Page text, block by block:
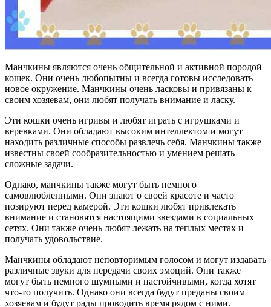
Манчкины являются очень общительной и активной породой
кошек. Они очень любопытны и всегда готовы исследовать
новое окружение. Манчкины очень ласковы и привязаны к
своим хозяевам, они любят получать внимание и ласку.
Эти кошки очень игривы и любят играть с игрушками и
веревками. Они обладают высоким интеллектом и могут
находить различные способы развлечь себя. Манчкины также
известны своей сообразительностью и умением решать
сложные задачи.
Однако, манчкины также могут быть немного
самовлюбленными. Они знают о своей красоте и часто
позируют перед камерой. Эти кошки любят привлекать
внимание и становятся настоящими звездами в социальных
сетях. Они также очень любят лежать на теплых местах и
получать удовольствие.
Манчкины обладают неповторимым голосом и могут издавать
различные звуки для передачи своих эмоций. Они также
могут быть немного шумными и настойчивыми, когда хотят
что-то получить. Однако они всегда будут преданы своим
хозяевам и будут рады проводить время рядом с ними.